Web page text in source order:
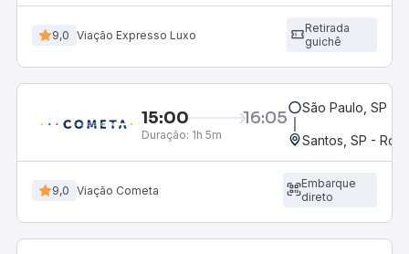
9,0 Viação Expresso Luxo
Retirada
guichê
15:00 16:05
Duração: 1h 5m
São Paulo, SP -
Santos, SP -
9,0 Viação Cometa
Embarque
direto